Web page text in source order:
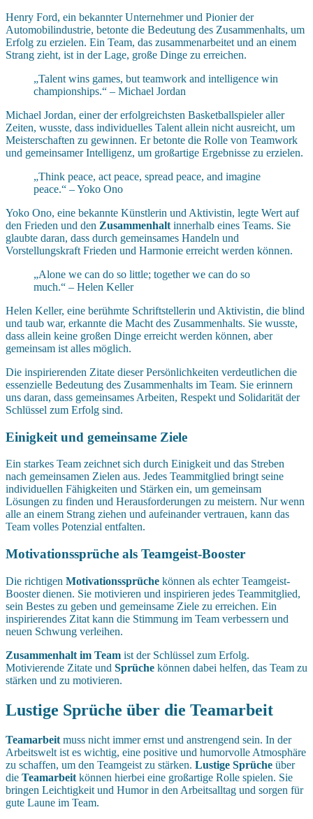
Henry Ford, ein bekannter Unternehmer und Pionier der
Automobilindustrie, betonte die Bedeutung des Zusammenhalts, um
Erfolg zu erzielen. Ein Team, das zusammenarbeitet und an einem
Strang zieht, ist in der Lage, große Dinge zu erreichen.
„Talent wins games, but teamwork and intelligence win
championships.“ – Michael Jordan
Michael Jordan, einer der erfolgreichsten Basketballspieler aller
Zeiten, wusste, dass individuelles Talent allein nicht ausreicht, um
Meisterschaften zu gewinnen. Er betonte die Rolle von Teamwork
und gemeinsamer Intelligenz, um großartige Ergebnisse zu erzielen.
„Think peace, act peace, spread peace, and imagine
peace.“ – Yoko Ono
Yoko Ono, eine bekannte Künstlerin und Aktivistin, legte Wert auf
den Frieden und den Zusammenhalt innerhalb eines Teams. Sie
glaubte daran, dass durch gemeinsames Handeln und
Vorstellungskraft Frieden und Harmonie erreicht werden können.
„Alone we can do so little; together we can do so
much.“ – Helen Keller
Helen Keller, eine berühmte Schriftstellerin und Aktivistin, die blind
und taub war, erkannte die Macht des Zusammenhalts. Sie wusste,
dass allein keine großen Dinge erreicht werden können, aber
gemeinsam ist alles möglich.
Die inspirierenden Zitate dieser Persönlichkeiten verdeutlichen die
essenzielle Bedeutung des Zusammenhalts im Team. Sie erinnern
uns daran, dass gemeinsames Arbeiten, Respekt und Solidarität der
Schlüssel zum Erfolg sind.
Einigkeit und gemeinsame Ziele
Ein starkes Team zeichnet sich durch Einigkeit und das Streben
nach gemeinsamen Zielen aus. Jedes Teammitglied bringt seine
individuellen Fähigkeiten und Stärken ein, um gemeinsam
Lösungen zu finden und Herausforderungen zu meistern. Nur wenn
alle an einem Strang ziehen und aufeinander vertrauen, kann das
Team volles Potenzial entfalten.
Motivationssprüche als Teamgeist-Booster
Die richtigen Motivationssprüche können als echter Teamgeist-
Booster dienen. Sie motivieren und inspirieren jedes Teammitglied,
sein Bestes zu geben und gemeinsame Ziele zu erreichen. Ein
inspirierendes Zitat kann die Stimmung im Team verbessern und
neuen Schwung verleihen.
Zusammenhalt im Team ist der Schlüssel zum Erfolg.
Motivierende Zitate und Sprüche können dabei helfen, das Team zu
stärken und zu motivieren.
Lustige Sprüche über die Teamarbeit
Teamarbeit muss nicht immer ernst und anstrengend sein. In der
Arbeitswelt ist es wichtig, eine positive und humorvolle Atmosphäre
zu schaffen, um den Teamgeist zu stärken. Lustige Sprüche über
die Teamarbeit können hierbei eine großartige Rolle spielen. Sie
bringen Leichtigkeit und Humor in den Arbeitsalltag und sorgen für
gute Laune im Team.